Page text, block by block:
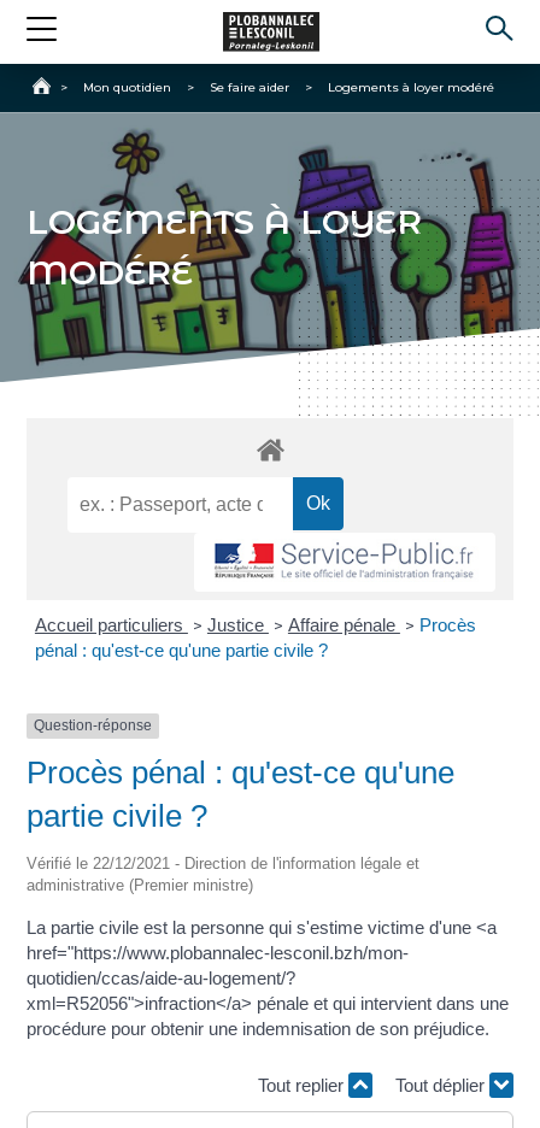
Accueil
> Mon quotidien > Se faire aider > Logements à loyer modéré
LOGEMENTS À LOYER
MODÉRÉ
Accueil particuliers > Justice > Affaire pénale > Procès
pénal : qu'est-ce qu'une partie civile ?
Question-réponse
Procès pénal : qu'est-ce qu'une
partie civile ?
Vérifié le 22/12/2021 - Direction de l'information légale et
administrative (Premier ministre)
La partie civile est la personne qui s'estime victime d'une <a
href="https://www.plobannalec-lesconil.bzh/mon-
quotidien/ccas/aide-au-logement/?
xml=R52056">infraction</a> pénale et qui intervient dans une
procédure pour obtenir une indemnisation de son préjudice.
Tout replier Tout déplier